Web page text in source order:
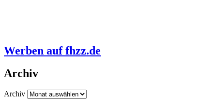
Werben auf fhzz.de
Archiv
Archiv